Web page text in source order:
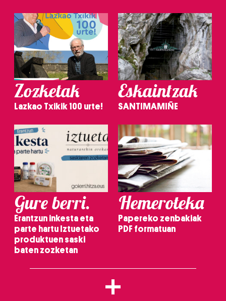
Zozketak
Lazkao Txikik 100 urte!
Eskaintzak
SANTIMAMIÑE
Gure berri.
Erantzun inkesta eta
parte hartu Iztuetako
produktuen saski
baten zozketan
Hemeroteka
Papereko zenbakiak
PDF formatuan
+